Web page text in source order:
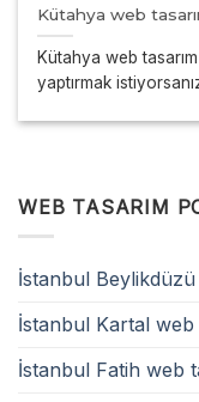
Kütahya web
Kütahya web
yaptırmak
WEB TASARIM
İstanbul Beylikdüzü
İstanbul Kartal web
İstanbul Fatih web